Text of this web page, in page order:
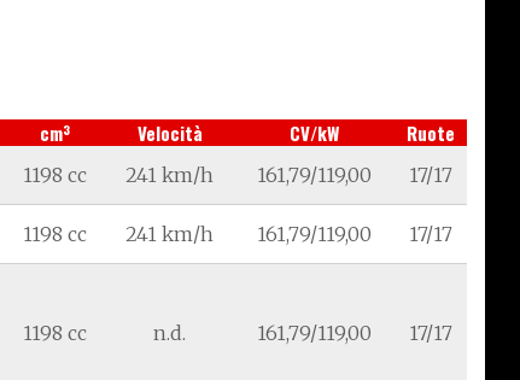
cm3 Velocità CV/kW Ruote
1198 cc 241 km/h 161,79/119,00 17/17
1198 cc 241 km/h 161,79/119,00 17/17
1198 cc n.d. 161,79/119,00 17/17